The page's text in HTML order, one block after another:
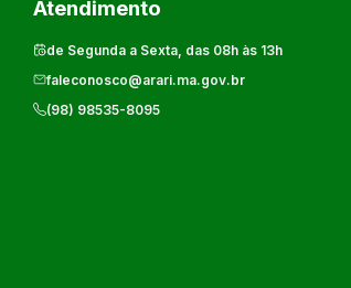
Atendimento
de Segunda a Sexta, das 08h às 13h
faleconosco@arari.ma.gov.br
(98) 98535-8095